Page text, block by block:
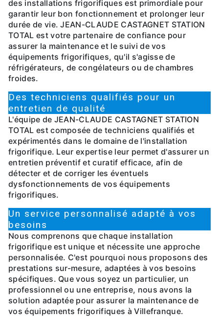
des installations frigorifiques est primordiale pour
garantir leur bon fonctionnement et prolonger leur
durée de vie. JEAN-CLAUDE CASTAGNET STATION
TOTAL est votre partenaire de confiance pour
assurer la maintenance et le suivi de vos
équipements frigorifiques, qu'il s'agisse de
réfrigérateurs, de congélateurs ou de chambres
froides.
Des techniciens qualifiés pour un
entretien de qualité
L'équipe de JEAN-CLAUDE CASTAGNET STATION
TOTAL est composée de techniciens qualifiés et
expérimentés dans le domaine de l'installation
frigorifique. Leur expertise leur permet d'assurer un
entretien préventif et curatif efficace, afin de
détecter et de corriger les éventuels
dysfonctionnements de vos équipements
frigorifiques.
Un service personnalisé adapté à vos
besoins
Nous comprenons que chaque installation
frigorifique est unique et nécessite une approche
personnalisée. C'est pourquoi nous proposons des
prestations sur-mesure, adaptées à vos besoins
spécifiques. Que vous soyez un particulier, un
professionnel ou une entreprise, nous avons la
solution adaptée pour assurer la maintenance de
vos équipements frigorifiques à Villefranque.